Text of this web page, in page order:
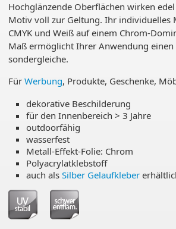
Hochglänzende Oberflächen wirken
Motiv voll zur Geltung. Ihr individuelles
CMYK und Weiß auf einem Chrom-
Maß ermöglicht Ihrer Anwendung einen
sondergleiche.
FürWerbung, Produkte, Geschenke,
dekorative Beschilderung
für den Innenbereich > 3 Jahre
outdoorfähig
wasserfest
Metall-Effekt-Folie: Chrom
Polyacrylatklebstoff
auch alsSilber Gelaufkleber